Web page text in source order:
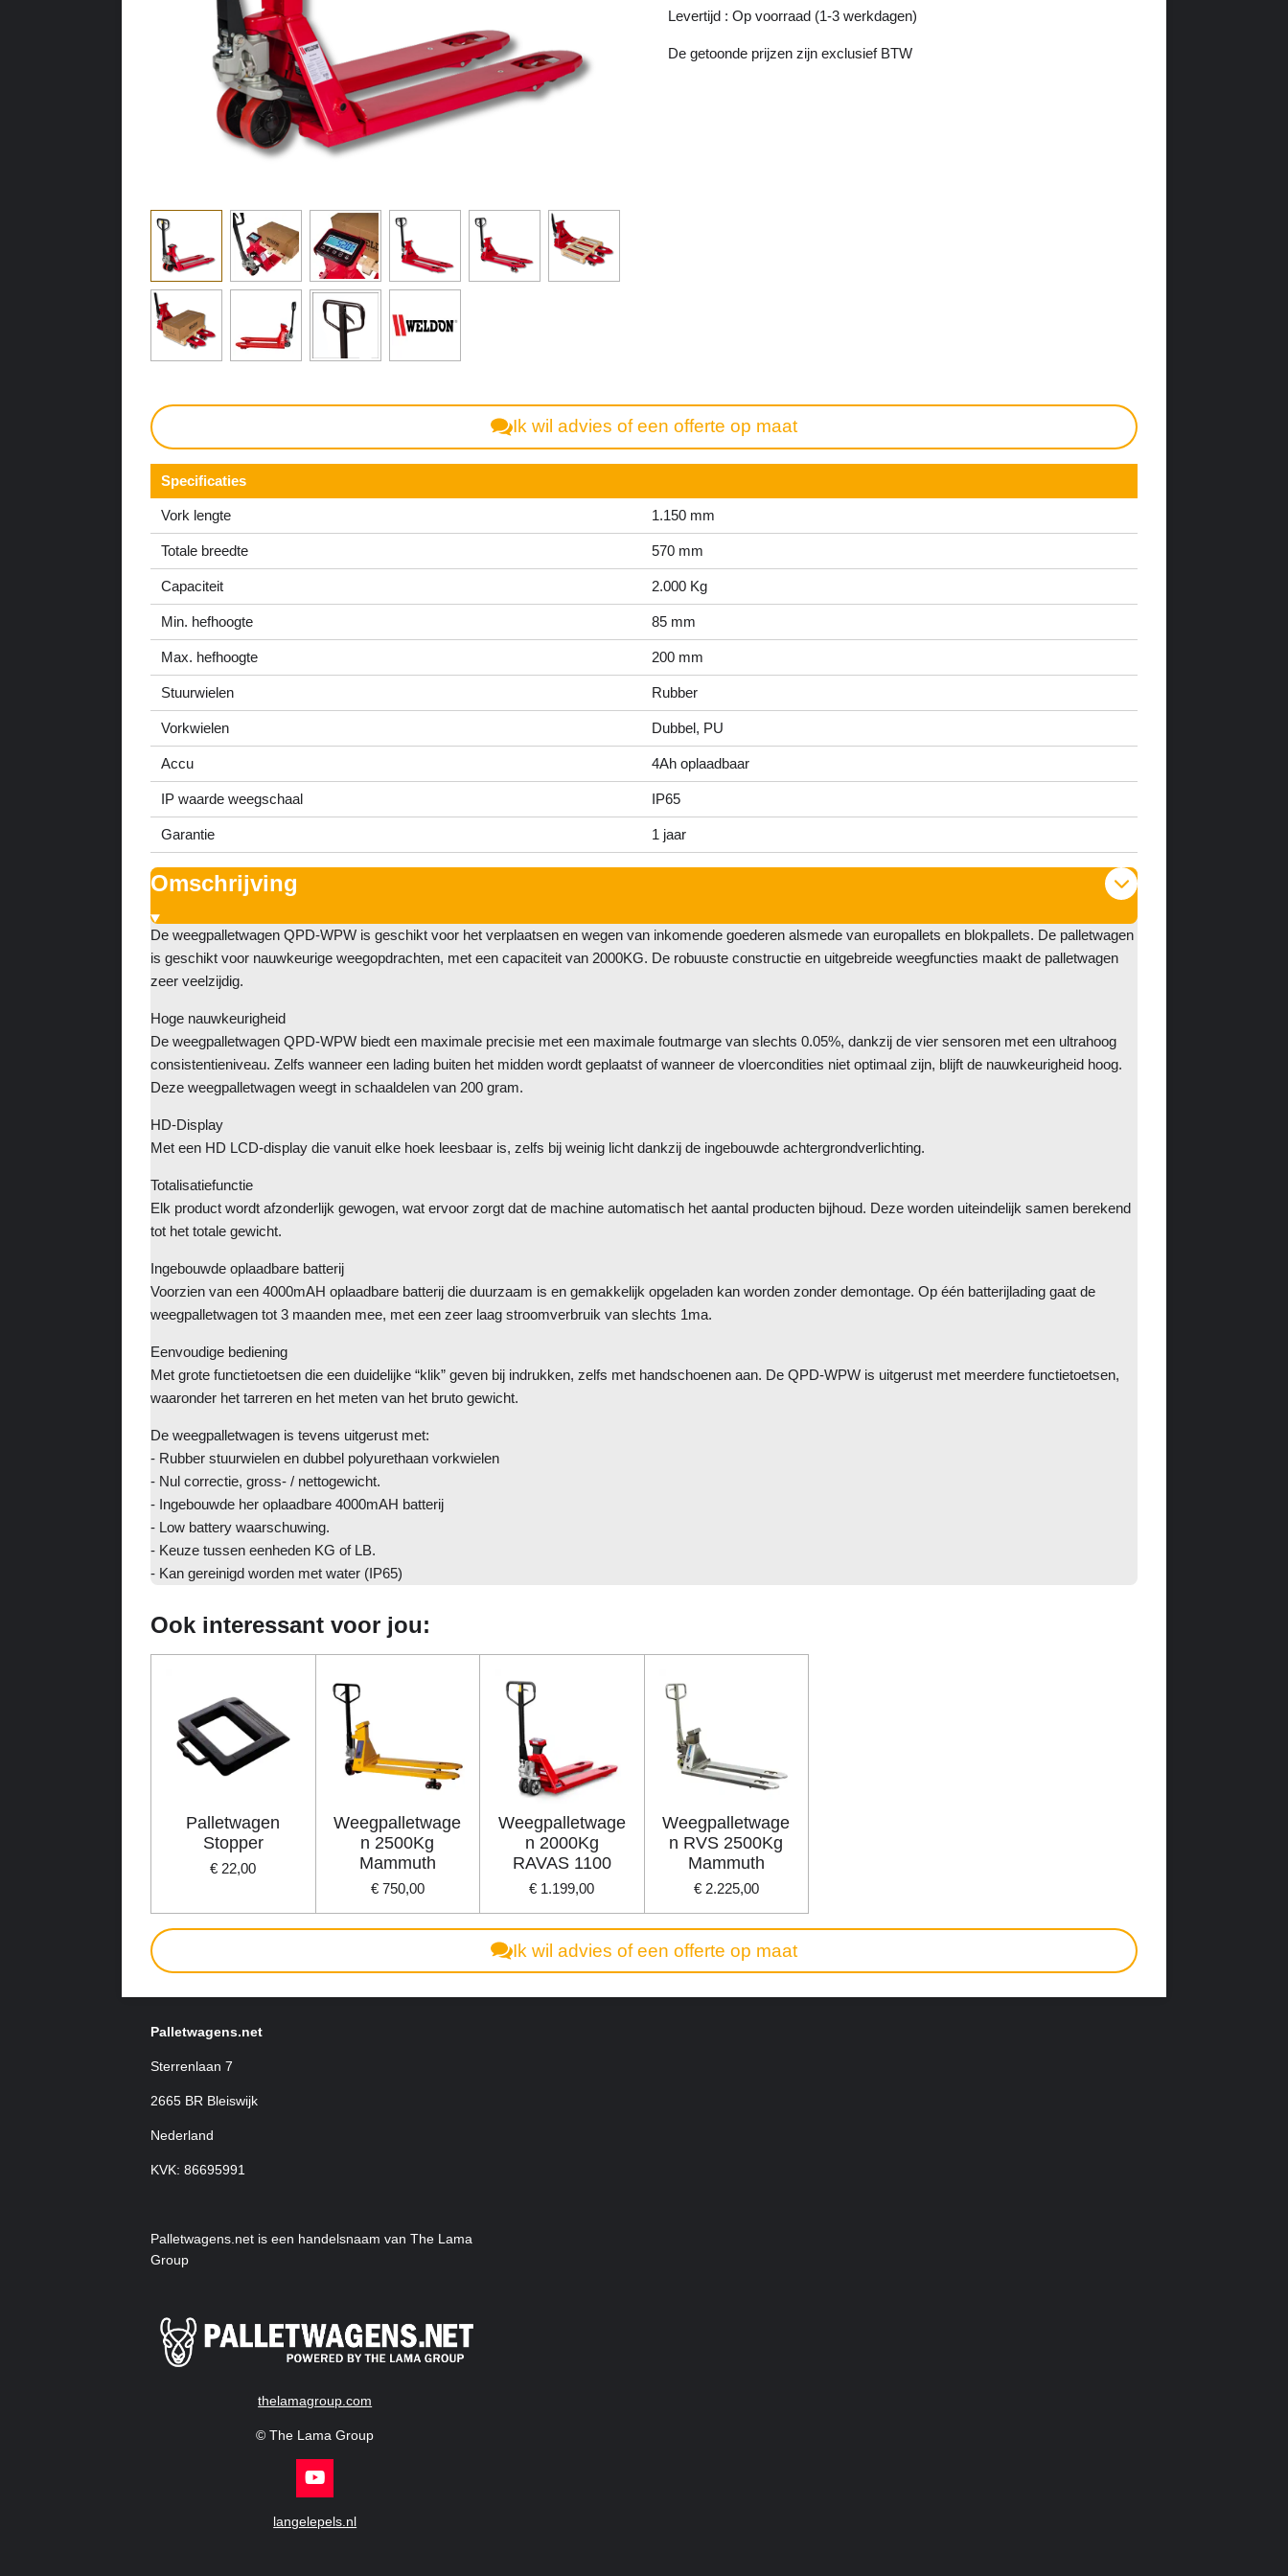
Levertijd : Op voorraad (1-3 werkdagen)
De getoonde prijzen zijn exclusief BTW
Ik wil advies of een offerte op maat
Specificaties
Vork lengte 1.150 mm
Totale breedte 570 mm
Capaciteit 2.000 Kg
Min. hefhoogte 85 mm
Max. hefhoogte 200 mm
Stuurwielen Rubber
Vorkwielen Dubbel, PU
Accu 4Ah oplaadbaar
IP waarde weegschaal IP65
Garantie 1 jaar
Omschrijving
De weegpalletwagen QPD-WPW is geschikt voor het verplaatsen en wegen van inkomende goederen alsmede van europallets en blokpallets. De palletwagen
is geschikt voor nauwkeurige weegopdrachten, met een capaciteit van 2000KG. De robuuste constructie en uitgebreide weegfuncties maakt de palletwagen
zeer veelzijdig.
Hoge nauwkeurigheid
De weegpalletwagen QPD-WPW biedt een maximale precisie met een maximale foutmarge van slechts 0.05%, dankzij de vier sensoren met een ultrahoog
consistentieniveau. Zelfs wanneer een lading buiten het midden wordt geplaatst of wanneer de vloercondities niet optimaal zijn, blijft de nauwkeurigheid hoog.
Deze weegpalletwagen weegt in schaaldelen van 200 gram.
HD-Display
Met een HD LCD-display die vanuit elke hoek leesbaar is, zelfs bij weinig licht dankzij de ingebouwde achtergrondverlichting.
Totalisatiefunctie
Elk product wordt afzonderlijk gewogen, wat ervoor zorgt dat de machine automatisch het aantal producten bijhoud. Deze worden uiteindelijk samen berekend
tot het totale gewicht.
Ingebouwde oplaadbare batterij
Voorzien van een 4000mAH oplaadbare batterij die duurzaam is en gemakkelijk opgeladen kan worden zonder demontage. Op één batterijlading gaat de
weegpalletwagen tot 3 maanden mee, met een zeer laag stroomverbruik van slechts 1ma.
Eenvoudige bediening
Met grote functietoetsen die een duidelijke “klik” geven bij indrukken, zelfs met handschoenen aan. De QPD-WPW is uitgerust met meerdere functietoetsen,
waaronder het tarreren en het meten van het bruto gewicht.
De weegpalletwagen is tevens uitgerust met:
- Rubber stuurwielen en dubbel polyurethaan vorkwielen
- Nul correctie, gross- / nettogewicht.
- Ingebouwde her oplaadbare 4000mAH batterij
- Low battery waarschuwing.
- Keuze tussen eenheden KG of LB.
- Kan gereinigd worden met water (IP65)
Ook interessant voor jou:
Palletwagen
Stopper
€ 22,00
Weegpalletwage
n 2500Kg
Mammuth
€ 750,00
Weegpalletwage
n 2000Kg
RAVAS 1100
€ 1.199,00
Weegpalletwage
n RVS 2500Kg
Mammuth
€ 2.225,00
Ik wil advies of een offerte op maat
Palletwagens.net
Sterrenlaan 7
2665 BR Bleiswijk
Nederland
KVK: 86695991
Palletwagens.net is een handelsnaam van The Lama
Group
thelamagroup.com
© The Lama Group
Y
o
u
langelepels.nl